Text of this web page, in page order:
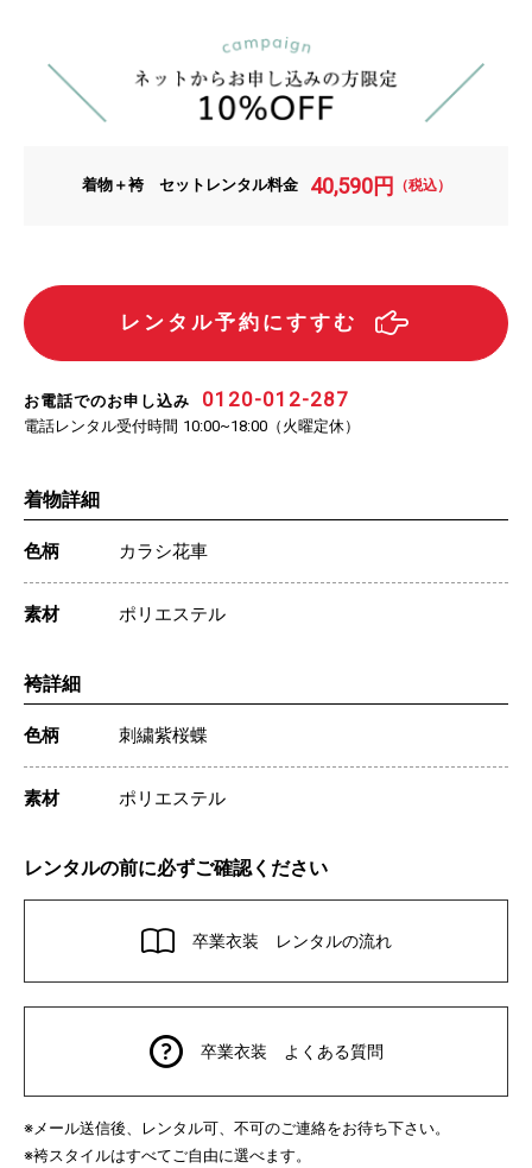
着物＋袴 セットレンタル料金 40,590円 （税込）
レンタル予約にすすむ
お電話でのお申し込み 0120-012-287
電話レンタル受付時間 10:00~18:00 （火曜定休）
着物詳細
色柄 カラシ花車
素材 ポリエステル
袴詳細
色柄 刺繍紫桜蝶
素材 ポリエステル
レンタルの前に必ずご確認ください
卒業衣装 レンタルの流れ
卒業衣装 よくある質問
※メール送信後、レンタル可、不可のご連絡をお待ち下さい。
※袴スタイルはすべてご自由に選べます。